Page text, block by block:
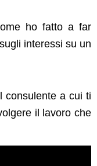
ho fatto a far
interessi su un
consulente a cui ti
il lavoro che